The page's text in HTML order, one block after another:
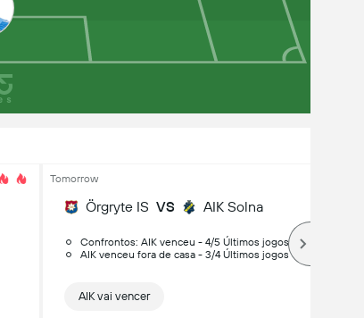
Tomorrow
Örgryte IS VS AIK Solna
Confrontos: AIK venceu - 4/5 Últimos jogos
AIK venceu fora de casa - 3/4 Últimos jogos
AIK vai vencer